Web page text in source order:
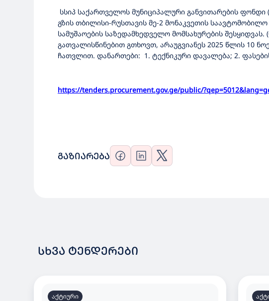
ᲡᲐᲖᲔᲓᲐᲛᲮᲔᲓᲕᲔᲚᲝ
სსიპ საქართველოს მუნიციპალური განვითარების ფონდი
გზის თბილისი-რუსთავის მე-2 მონაკვეთის
სამუშაოების საზედამხედველო მომსახურების
გათვალისწინებით გთხოვთ, არაუგვიანეს 2025 წლის 10
ჩათვლით. დანართები: 1. ტექნიკური დავალება; 2.
https://tenders.procurement.gov.ge/public/?qep=5012&lang=
ᲒᲐᲖᲘᲐᲠᲔᲑᲐ
ᲡᲮᲕᲐ ᲢᲔᲜᲓᲔᲠᲔᲑᲘ
აქტიური